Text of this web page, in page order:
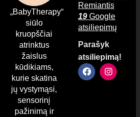
„BabyTherapy“
siūlo
kruopščiai
atrinktus
žaislus
kūdikiams,
kurie skatina
jų vystymąsi,
sensorinį
pažinimą ir
Remiantis
19 Google
atsiliepimų
Parašyk
atsiliepimą!